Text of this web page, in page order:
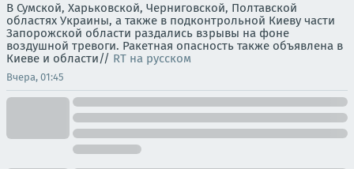
В Сумской, Харьковской, Черниговской, Полтавской
областях Украины, а также в подконтрольной Киеву части
Запорожской области раздались взрывы на фоне
воздушной тревоги. Ракетная опасность также объявлена в
Киеве и области// RT на русском
Вчера, 01:45